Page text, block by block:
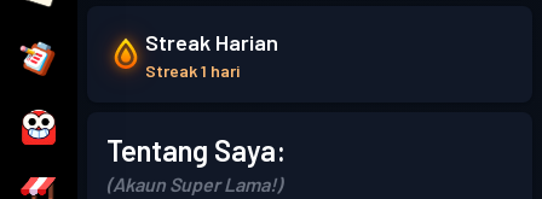
Streak Harian
Streak 1 hari
Tentang Saya:
(Akaun Super Lama!)